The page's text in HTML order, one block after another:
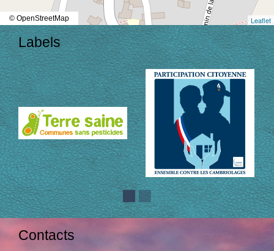
Leaflet
© OpenStreetMap
Labels
Contacts